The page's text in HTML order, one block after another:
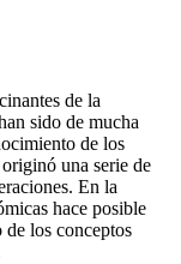
de la
sido de mucha
de los
una serie de
En la
hace posible
de los conceptos